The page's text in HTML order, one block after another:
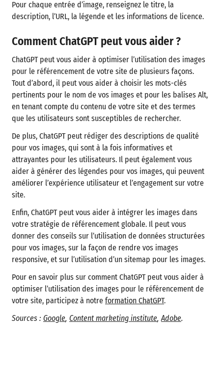
Pour chaque entrée d’image, renseignez le titre, la
description, l’URL, la légende et les informations de licence.
Comment ChatGPT peut vous aider ?
ChatGPT peut vous aider à optimiser l’utilisation des images
pour le référencement de votre site de plusieurs façons.
Tout d’abord, il peut vous aider à choisir les mots-clés
pertinents pour le nom de vos images et pour les balises Alt,
en tenant compte du contenu de votre site et des termes
que les utilisateurs sont susceptibles de rechercher.
De plus, ChatGPT peut rédiger des descriptions de qualité
pour vos images, qui sont à la fois informatives et
attrayantes pour les utilisateurs. Il peut également vous
aider à générer des légendes pour vos images, qui peuvent
améliorer l’expérience utilisateur et l’engagement sur votre
site.
Enfin, ChatGPT peut vous aider à intégrer les images dans
votre stratégie de référencement globale. Il peut vous
donner des conseils sur l’utilisation de données structurées
pour vos images, sur la façon de rendre vos images
responsive, et sur l’utilisation d’un sitemap pour les images.
Pour en savoir plus sur comment ChatGPT peut vous aider à
optimiser l’utilisation des images pour le référencement de
votre site, participez à notre formation ChatGPT.
Sources : Google, Content marketing institute,Adobe.